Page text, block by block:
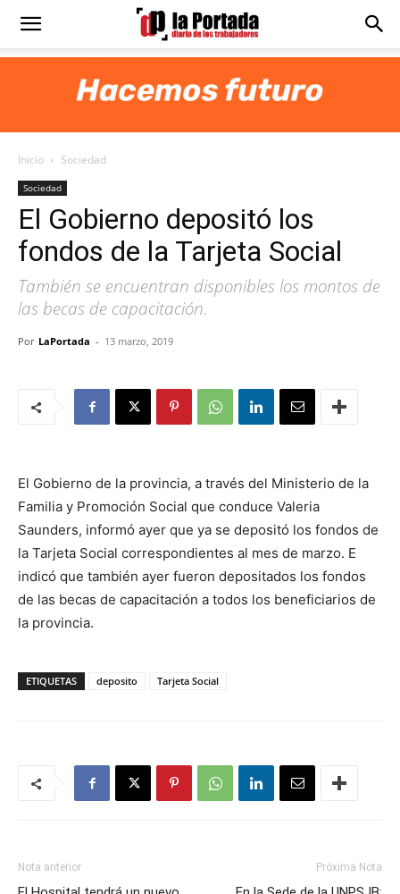
Diario
Portada
Inicio Sociedad
Sociedad
El Gobierno depositó los
fondos de la Tarjeta Social
También se encuentran disponibles los montos de
las becas de capacitación.
Por LaPortada - 13 marzo, 2019
El Gobierno de la provincia, a través del Ministerio de la
Familia y Promoción Social que conduce Valeria
Saunders, informó ayer que ya se depositó los fondos de
la Tarjeta Social correspondientes al mes de marzo. E
indicó que también ayer fueron depositados los fondos
de las becas de capacitación a todos los beneficiarios de
la provincia.
ETIQUETAS deposito Tarjeta Social
Nota anterior Próxima Nota